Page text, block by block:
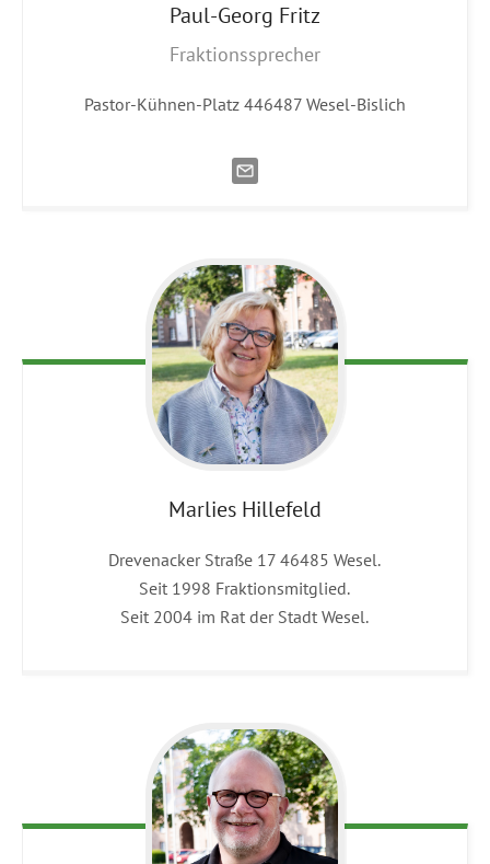
Paul-Georg Fritz
Fraktionssprecher
Pastor-Kühnen-Platz 446487 Wesel-Bislich
Marlies Hillefeld
Drevenacker Straße 17 46485 Wesel.
Seit 1998 Fraktionsmitglied.
Seit 2004 im Rat der Stadt Wesel.